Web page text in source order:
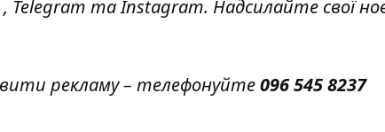
, Telegram таInstagram. Надсилайте свої
рекламу – телефонуйте096 545 8237